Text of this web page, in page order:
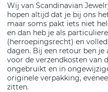
Wij van Scandinavian
hopen altijd dat je bij ons
maar soms pakt iets niet
en dan heb je als
(herroepingsrecht) en
dagen. Bij een retour ben
voor de verzendkosten van
ongebruikt en in
originele verpakking,
zitten.